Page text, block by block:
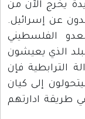
يخرج الآن من
عن إسرائيل.
الفلسطيني
الذي يعيشون
الترابطية فإن
إلى كيان
طريقة ادارتهم